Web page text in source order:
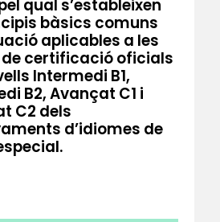
qual s’estableixen
bàsics comuns
aplicables a les
de certificació oficials
Intermedi B1,
B2, Avançat C1 i
C2 dels
d’idiomes de